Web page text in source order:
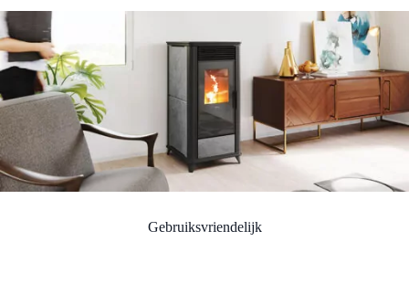
Gebruiksvriendelijk